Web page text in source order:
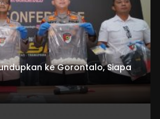
ke Gorontalo, Siapa